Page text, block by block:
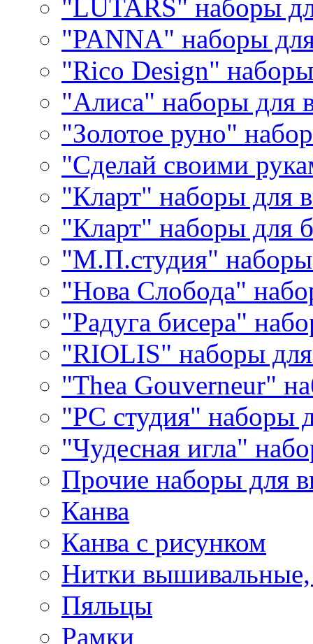
"LUTARS" наборы
"PANNA" наборы
"Rico Design"
"Алиса" наборы для
"Золотое руно"
"Сделай своими
"Кларт" наборы для
"Кларт" наборы для
"М.П.студия"
"Нова Слобода"
"Радуга бисера"
"RIOLIS" наборы
"Thea Gouverneur"
"РС студия" наборы
"Чудесная игла"
Прочие наборы для
Канва
Канва с рисунком
Нитки
Пяльцы
Рамки